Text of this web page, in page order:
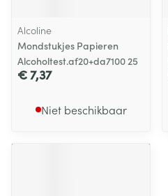
Alcoline
Mondstukjes Papieren
Alcoholtest.af20+da7100 25
€ 7,37
Niet beschikbaar